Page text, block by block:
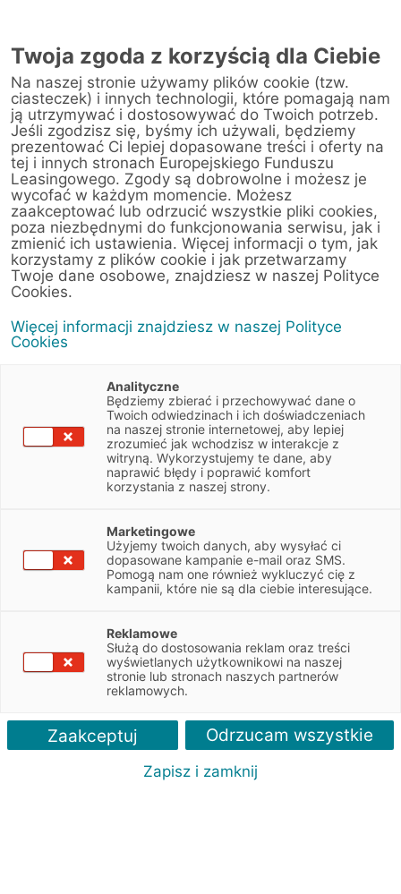
Warsztat
Strona główna/ Obsługa klienta/Centrum Likwidacji Szkód
Scania Polska S.A. (Lublin)
< Powrót do listy placówek
Scania Polska S.A.
(Lublin)
Piasecka 20
21-040 Świdnik (Lublin)
5211014579
Obsługiwane pojazdy:
Ciężarowe
Wszystkie
Autoryzacja serwisu:
Wyznacz trasę
Twoja zgoda z korzyścią dla Ciebie
Na naszej stronie używamy plików cookie (tzw.
ciasteczek) i innych technologii, które pomagają nam
ją utrzymywać i dostosowywać do Twoich potrzeb.
Jeśli zgodzisz się, byśmy ich używali, będziemy
prezentować Ci lepiej dopasowane treści i oferty na
tej i innych stronach Europejskiego Funduszu
Leasingowego. Zgody są dobrowolne i możesz je
wycofać w każdym momencie. Możesz
zaakceptować lub odrzucić wszystkie pliki cookies,
poza niezbędnymi do funkcjonowania serwisu, jak i
zmienić ich ustawienia. Więcej informacji o tym, jak
korzystamy z plików cookie i jak przetwarzamy
Twoje dane osobowe, znajdziesz w naszej Polityce
Cookies.
Więcej informacji znajdziesz w naszej Polityce
Cookies
Analityczne
Będziemy zbierać i przechowywać dane o
Twoich odwiedzinach i ich doświadczeniach
na naszej stronie internetowej, aby lepiej
zrozumieć jak wchodzisz w interakcje z
witryną. Wykorzystujemy te dane, aby
naprawić błędy i poprawić komfort
korzystania z naszej strony.
Marketingowe
Użyjemy twoich danych, aby wysyłać ci
dopasowane kampanie e-mail oraz SMS.
Pomogą nam one również wykluczyć cię z
kampanii, które nie są dla ciebie interesujące.
Reklamowe
Służą do dostosowania reklam oraz treści
wyświetlanych użytkownikowi na naszej
stronie lub stronach naszych partnerów
reklamowych.
Zaakceptuj Odrzucam wszystkie
Zapisz i zamknij